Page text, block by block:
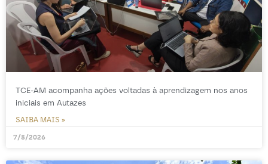
TCE-AM acompanha ações voltadas à aprendizagem nos anos
iniciais em Autazes
SAIBA MAIS »
7/8/2026